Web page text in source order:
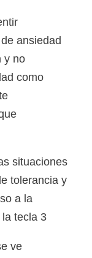
ansiedad
y no
como
situaciones
tolerancia y
a la
tecla 3
ve